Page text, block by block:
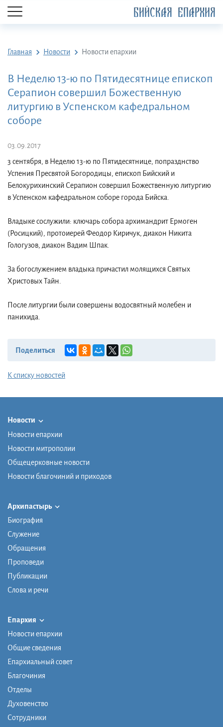
БИЙСКАЯ ЕПАРХИЯ
Главная Новости Новости епархии
В Неделю 13-ю по Пятидесятнице епископ
Серапион совершил Божественную
литургию в Успенском кафедральном
соборе
03.09.2017
3 сентября, в Неделю 13-ю по Пятидесятнице, попразднство
Успения Пресвятой Богородицы, епископ Бийский и
Белокурихинский Серапион совершил Божественную литургию
в Успенском кафедральном соборе города Бийска.
Владыке сослужили: ключарь собора архимандрит Ермоген
(Росицкий), протоиерей Феодор Киричук, диакон Никита
Гологузов, диакон Вадим Шпак.
За богослужением владыка причастил молящихся Святых
Христовых Тайн.
После литургии были совершены водосвятный молебен и
панихида.
Поделиться
К списку новостей
Новости
Новости епархии
Новости митрополии
Общецерковные новости
Новости благочиний и приходов
Архипастырь
Биография
Служение
Обращения
Проповеди
Публикации
Слова и речи
Епархия
Новости епархии
Общие сведения
Епархиальный совет
Благочиния
Отделы
Духовенство
Сотрудники